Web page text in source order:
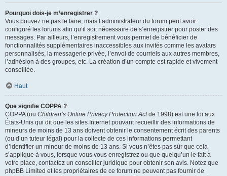
Pourquoi dois-je m’enregistrer ?
Vous pouvez ne pas le faire, mais l’administrateur du forum peut avoir
configuré les forums afin qu’il soit nécessaire de s’enregistrer pour poster des
messages. Par ailleurs, l’enregistrement vous permet de bénéficier de
fonctionnalités supplémentaires inaccessibles aux invités comme les avatars
personnalisés, la messagerie privée, l’envoi de courriels aux autres membres,
l’adhésion à des groupes, etc. La création d’un compte est rapide et vivement
conseillée.
Haut
Que signifie COPPA ?
COPPA (ou Children’s Online Privacy Protection Actde 1998) est une loi aux
États-Unis qui dit que les sites Internet pouvant recueillir des informations de
mineurs de moins de 13 ans doivent obtenir le consentement écrit des parents
(ou d’un tuteur légal) pour la collecte de ces informations permettant
d’identifier un mineur de moins de 13 ans. Si vous n’êtes pas sûr que cela
s’applique à vous, lorsque vous vous enregistrez ou que quelqu’un le fait à
votre place, contactez un conseiller juridique pour obtenir son avis. Notez que
phpBB Limited et les propriétaires de ce forum ne peuvent pas fournir de